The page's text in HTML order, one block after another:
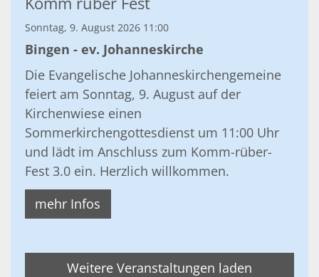
Sonntag, 9. August 2026 11:00
Bingen - ev. Johanneskirche
Die Evangelische Johanneskirchengemeine
feiert am Sonntag, 9. August auf der
Kirchenwiese einen
Sommerkirchengottesdienst um 11:00 Uhr
und lädt im Anschluss zum Komm-rüber-
Fest 3.0 ein. Herzlich willkommen.
mehr Infos
Weitere Veranstaltungen laden